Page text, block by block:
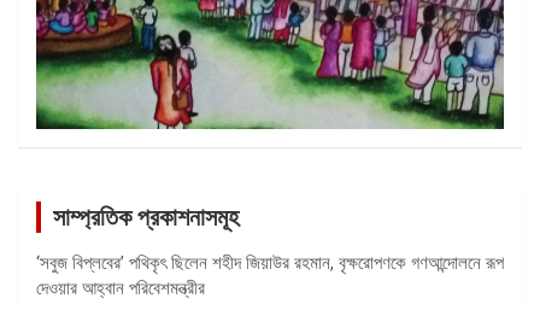
সাম্প্রতিক প্রকাশনাসমূহ
‘সবুজ বিপ্লবের’ পথিকৃৎ ছিলেন শহীদ জিয়াউর রহমান, বৃক্ষরোপণকে গণআন্দোলনে রূপ
দেওয়ার আহ্বান পরিবেশমন্ত্রীর